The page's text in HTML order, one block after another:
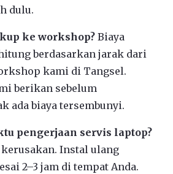
dulu.
ke workshop? Biaya
berdasarkan jarak dari
kami di Tangsel.
berikan sebelum
ada biaya tersembunyi.
pengerjaan servis laptop?
Instal ulang
2–3 jam di tempat Anda.